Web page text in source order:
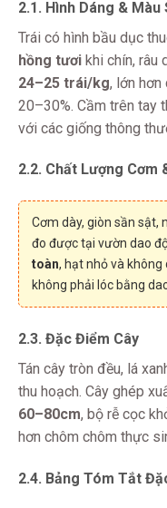
2.1. Hình Dáng &
Trái có hình bầu dục
hồng tươi khi chín, râu
24–25 trái/kg, lớn hơn
20–30%. Cầm trên tay
với các giống thông
2.2. Chất Lượng Cơm
Cơm dày, giòn sần
đo được tại vườn dao
toàn, hạt nhỏ và không
không phải lóc bằng
2.3. Đặc Điểm Cây
Tán cây tròn đều, lá
thu hoạch. Cây ghép
60–80cm, bộ rễ cọc
hơn chôm chôm thực
2.4. Bảng Tóm Tắt